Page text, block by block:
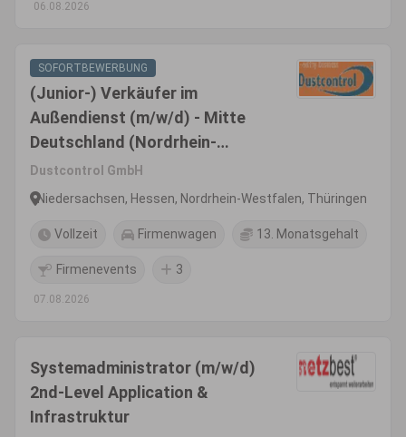
06.08.2026
SOFORTBEWERBUNG
(Junior-) Verkäufer im
Außendienst (m/w/d) - Mitte
Deutschland (Nordrhein-
Westfalen, Nord-Hessen,
Thüringen, Sachsen)
Dustcontrol GmbH
Niedersachsen, Hessen, Nordrhein-Westfalen, Thüringen
Vollzeit Firmenwagen 13. Monatsgehalt
Firmenevents 3
07.08.2026
Systemadministrator (m/w/d)
2nd-Level Application &
Infrastruktur